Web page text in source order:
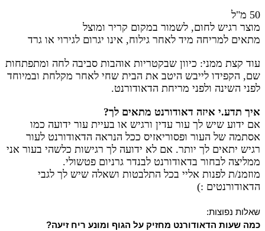
50 מ"ל
מוצר רגיש לחום, לשמור במקום קריר ומוצל
מתאים למריחה מיד לאחר גילוח, אינו יגרום לגירוי או גרד
עוד קצת ממני: כיוון שבקטריות אוהבות סביבה לחה ומתפתחות
שם, הקפידו לייבש היטב את הבית שחי לאחר מקלחת ובמיוחד
לפני השינה ולפני מריחת הדאודורנט.
איך תדע.י איזה דאודורנט מתאים לך?
אם ידוע שיש לך עור עדין ורגיש או בעיית עור ידועה כמו
אסתמה של העור ופסוריאזיס ככל הנראה הדאודורנט לעור
רגיש יתאים לך יותר. אם לא ידועה לך רגישות כלשהי בעור אני
ממליצה לבחור בדאודורנט לבנדר גרניום פטשולי.
מוזמנ/ת לפנות אליי בכל התלבטות ושאלה שיש לך לגבי
הדאודורנטים :)
שאלות נפוצות:
כמה שעות הדאודורנט מחזיק על הגוף ומונע ריח זיעה?